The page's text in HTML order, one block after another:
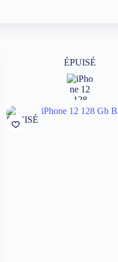
ÉPUISÉ
ÉPUISÉ